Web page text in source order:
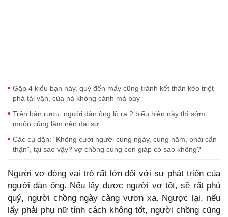
Gặp 4 kiểu bạn này, quý đến mấy cũng tránh kết thân kẻo triệt
phá tài vận, của nả không cánh mà bay
Trên bàn rượu, người đàn ông lộ ra 2 biểu hiện này thì sớm
muộn cũng làm nên đại sự
Các cụ dặn: “Không cưới người cùng ngày, cùng năm, phải cẩn
thận”, tại sao vậy? vợ chồng cùng con giáp có sao không?
Người vợ đóng vai trò rất lớn đối với sự phát triển của
người đàn ông. Nếu lấy được người vợ tốt, sẽ rất phú
quý, người chồng ngày càng vươn xa. Ngược lại, nếu
lấy phải phụ nữ tính cách không tốt, người chồng cũng